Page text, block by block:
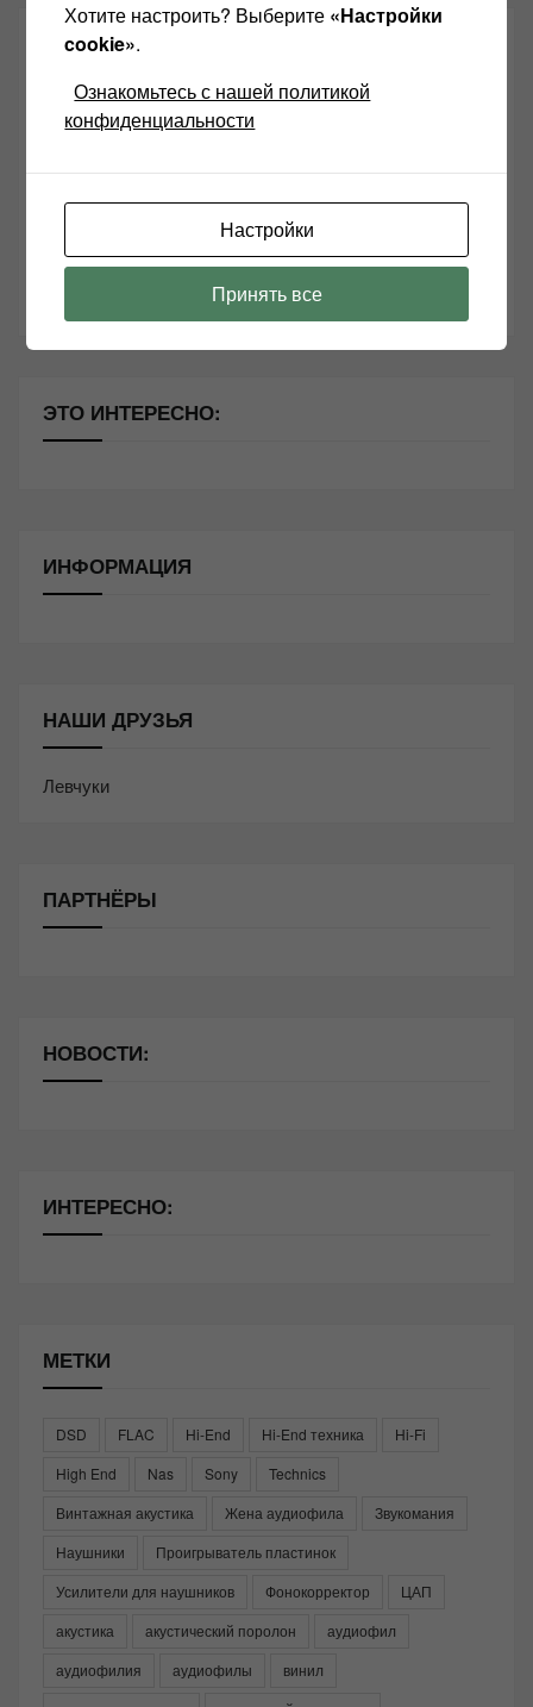
СВЕЖИЕ ЗАПИСИ
Возьмите друга в салон Hi-Fi техники
Секреты Hi-Fi
10 способов оптимизации потоковой музыки
Почему виниловые пластинки звучат так хорошо?
ЭТО ИНТЕРЕСНО:
ИНФОРМАЦИЯ
НАШИ ДРУЗЬЯ
Левчуки
ПАРТНЁРЫ
НОВОСТИ:
ИНТЕРЕСНО:
МЕТКИ
DSD FLAC Hi-End Hi-End техника
Hi-Fi
High End
Nas Sony
Technics
Винтажная акустика
Жена аудиофила
Звукомания
Наушники
Проигрыватель пластинок
Усилители для наушников
Фонокорректор
ЦАП
акустика
акустический поролон
аудиофил
аудиофилия
аудиофилы
винил
Хотите настроить? Выберите «Настройки
cookie».
Ознакомьтесь с нашей политикой
конфиденциальности
Настройки
Принять все